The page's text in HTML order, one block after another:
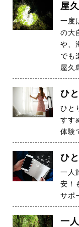
屋
一度
の大
や、
でも
屋久
ひ
ひと
すす
体験
ひ
一人
安！
サポ
一